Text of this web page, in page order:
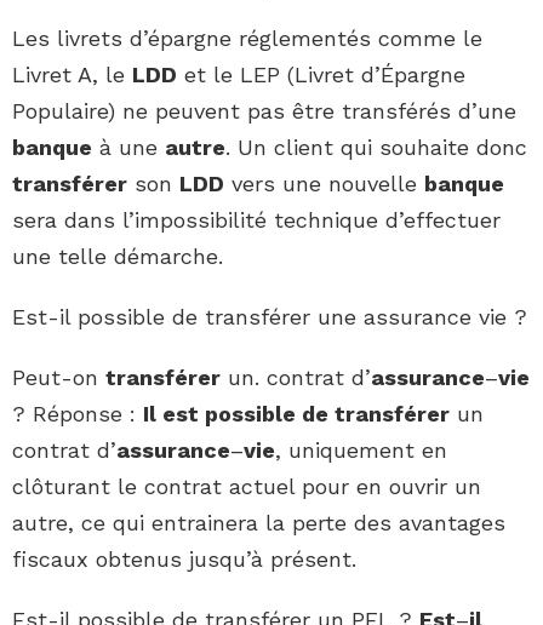
Les livrets d’épargne réglementés comme le
Livret A, le LDD et le LEP (Livret d’Épargne
Populaire) ne peuvent pas être transférés d’une
banque à une autre. Un client qui souhaite donc
transférer son LDD vers une nouvelle banque
sera dans l’impossibilité technique d’effectuer
une telle démarche.
Est-il possible de transférer une assurance vie ?
Peut-on transférer un. contrat d’assurance–vie
? Réponse : Il est possible de transférer un
contrat d’assurance–vie, uniquement en
clôturant le contrat actuel pour en ouvrir un
autre, ce qui entrainera la perte des avantages
fiscaux obtenus jusqu’à présent.
Est-il possible de transférer un PEL ? Est–il